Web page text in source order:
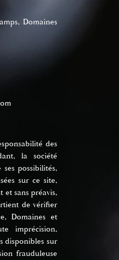
Domaines
des
la société
possibilités,
sur ce site,
sans préavis,
de vérifier
Domaines et
imprécision,
disponibles sur
frauduleuse